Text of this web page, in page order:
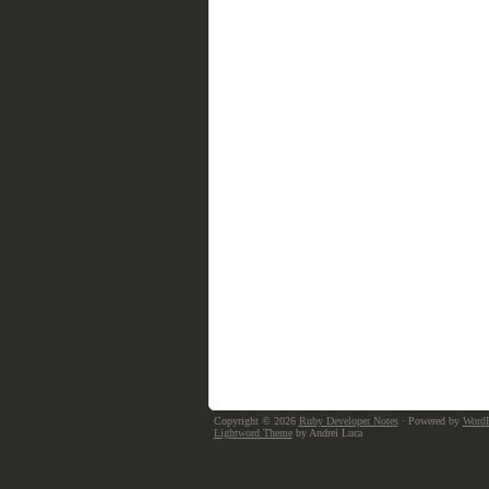
Copyright © 2026 Ruby Developer Notes· Powered by
Lightword Themeby Andrei Luca